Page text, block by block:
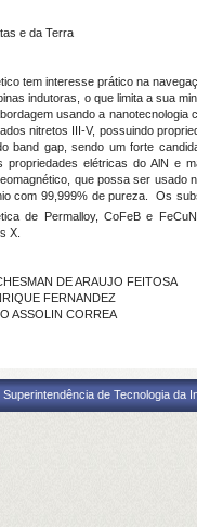
e da Terra
tem interesse prático na
indutoras, o que limita a sua
usando a
nitretos III-V, possuindo
band gap, sendo um forte
propriedades elétricas do AlN e
que possa ser usado
com 99,999% de pureza. Os
de Permalloy, CoFeB e
X.
DE ARAUJO FEITOSA
FERNANDEZ
ASSOLIN CORREA
Superintendência de Tecnologia